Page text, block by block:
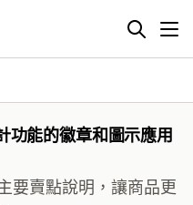
功能的徽章和圖示應用
要賣點說明，讓商品更